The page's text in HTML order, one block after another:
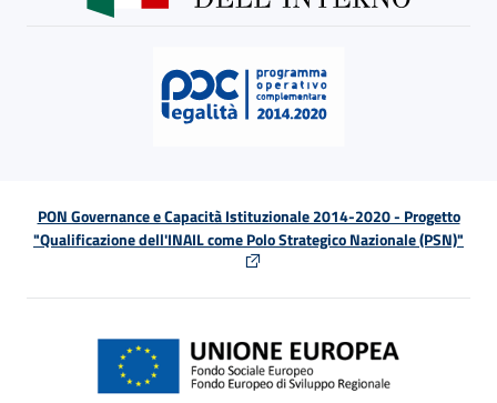
PON Governance e Capacità Istituzionale 2014-2020 - Progetto
"Qualificazione dell'INAIL come Polo Strategico Nazionale (PSN)"